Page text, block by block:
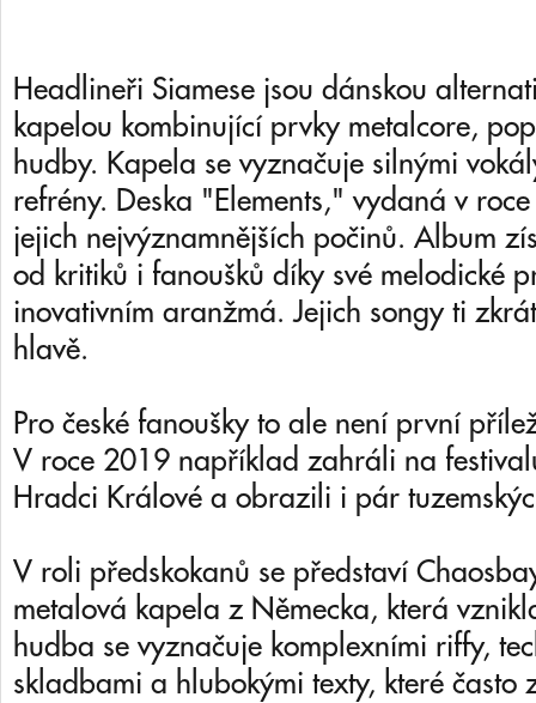
Headlineři Siamese jsou dánskou
kapelou kombinující prvky metalcore,
hudby. Kapela se vyznačuje silnými
refrény. Deska "Elements," vydaná v
jejich nejvýznamnějších počinů. Album
od kritiků i fanoušků díky své melodické
inovativním aranžmá. Jejich songy ti
hlavě.
Pro české fanoušky to ale není první
V roce 2019 například zahráli na
Hradci Králové a obrazili i pár
V roli předskokanů se představí
metalová kapela z Německa, která
hudba se vyznačuje komplexními riffy,
skladbami a hlubokými texty, které často